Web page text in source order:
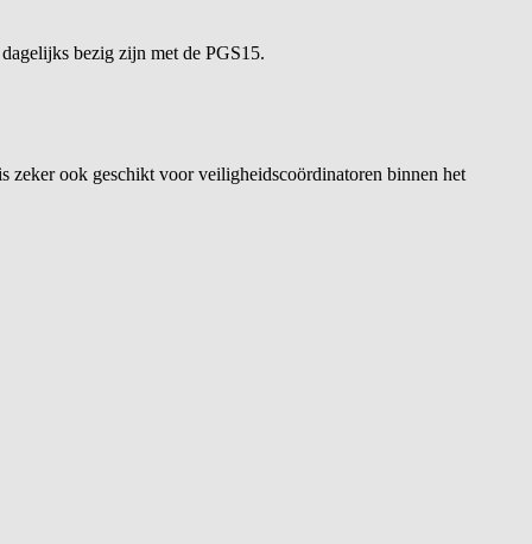
bezig zijn met de PGS15.
zeker ook geschikt voor veiligheidscoördinatoren binnen het